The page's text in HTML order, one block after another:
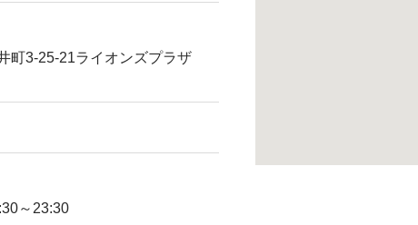
町3-25-21ライオンズプラザ
～23:30